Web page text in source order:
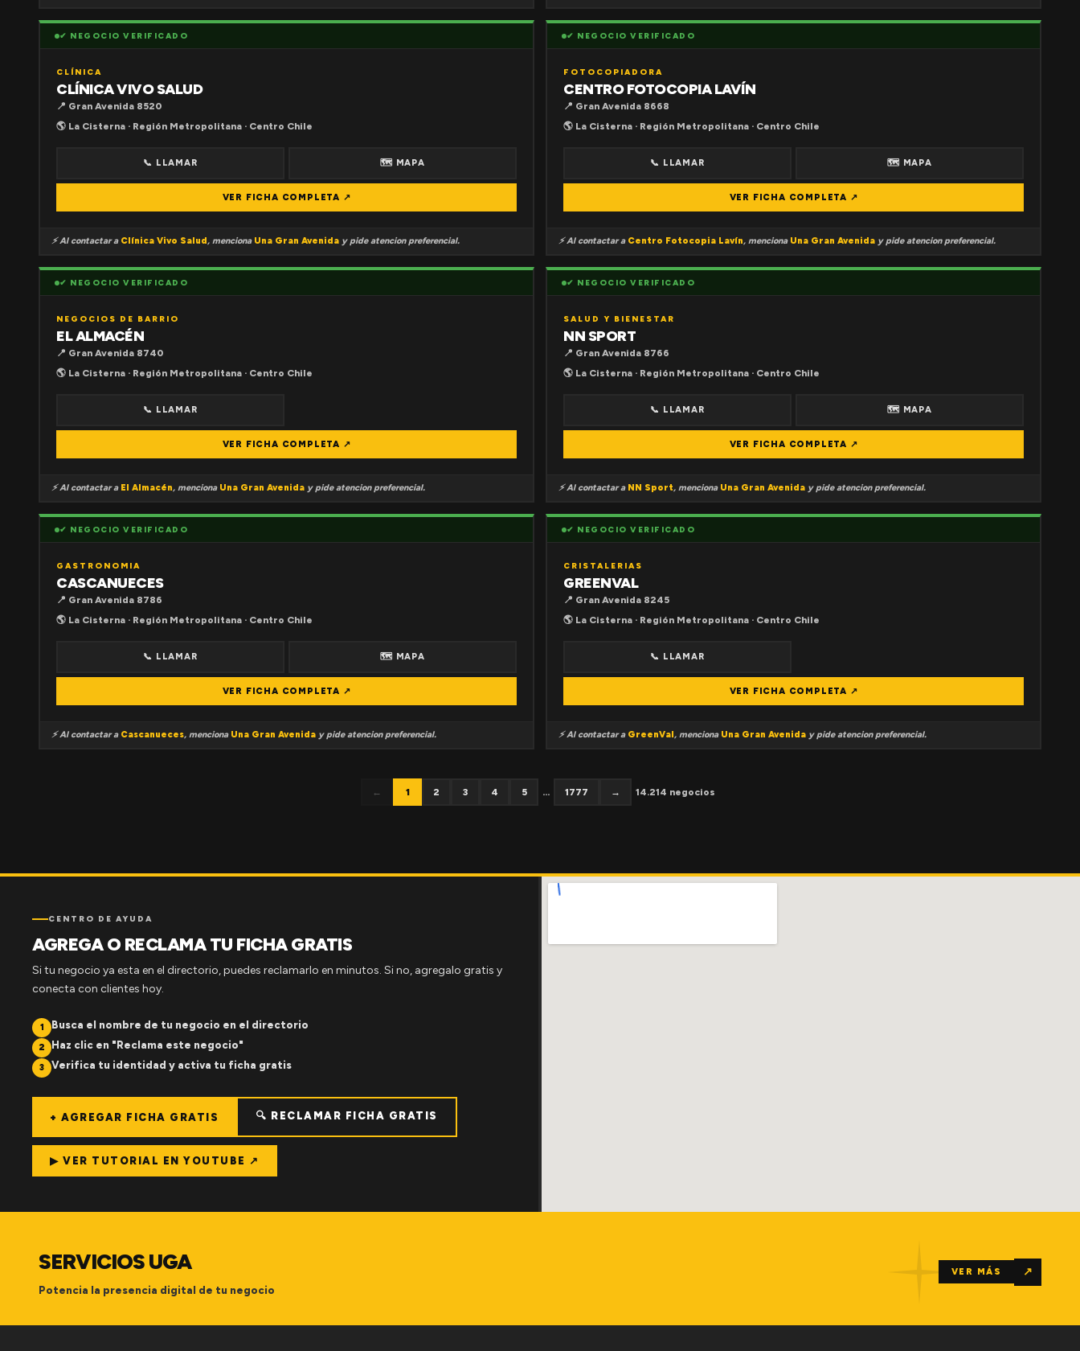
✔ NEGOCIO VERIFICADO
CLÍNICA
CLÍNICA VIVO SALUD
📍 Gran Avenida 8520
🌎 La Cisterna · Región Metropolitana · Centro Chile
📞 LLAMAR 🗺 MAPA
VER FICHA COMPLETA ↗
⚡ Al contactar a Clínica Vivo Salud, menciona Una Gran Avenida y pide atencion preferencial.
✔ NEGOCIO VERIFICADO
FOTOCOPIADORA
CENTRO FOTOCOPIA LAVÍN
📍 Gran Avenida 8668
🌎 La Cisterna · Región Metropolitana · Centro Chile
📞 LLAMAR 🗺 MAPA
VER FICHA COMPLETA ↗
⚡ Al contactar a Centro Fotocopia Lavín, menciona Una Gran Avenida y pide atencion preferencial.
✔ NEGOCIO VERIFICADO
NEGOCIOS DE BARRIO
EL ALMACÉN
📍 Gran Avenida 8740
🌎 La Cisterna · Región Metropolitana · Centro Chile
📞 LLAMAR
VER FICHA COMPLETA ↗
⚡ Al contactar a El Almacén, menciona Una Gran Avenida y pide atencion preferencial.
✔ NEGOCIO VERIFICADO
SALUD Y BIENESTAR
NN SPORT
📍 Gran Avenida 8766
🌎 La Cisterna · Región Metropolitana · Centro Chile
📞 LLAMAR 🗺 MAPA
VER FICHA COMPLETA ↗
⚡ Al contactar a NN Sport, menciona Una Gran Avenida y pide atencion preferencial.
✔ NEGOCIO VERIFICADO
GASTRONOMIA
CASCANUECES
📍 Gran Avenida 8786
🌎 La Cisterna · Región Metropolitana · Centro Chile
📞 LLAMAR 🗺 MAPA
VER FICHA COMPLETA ↗
⚡ Al contactar a Cascanueces, menciona Una Gran Avenida y pide atencion preferencial.
✔ NEGOCIO VERIFICADO
CRISTALERIAS
GREENVAL
📍 Gran Avenida 8245
🌎 La Cisterna · Región Metropolitana · Centro Chile
📞 LLAMAR
VER FICHA COMPLETA ↗
⚡ Al contactar a GreenVal, menciona Una Gran Avenida y pide atencion preferencial.
← 1 2 3 4 5 ... 1777 → 14.214 negocios
CENTRO DE AYUDA
AGREGA O RECLAMA TU FICHA GRATIS
Si tu negocio ya esta en el directorio, puedes reclamarlo en minutos. Si no, agregalo gratis y
conecta con clientes hoy.
1 Busca el nombre de tu negocio en el directorio
2 Haz clic en "Reclama este negocio"
3 Verifica tu identidad y activa tu ficha gratis
+ AGREGAR FICHA GRATIS 🔍 RECLAMAR FICHA GRATIS
▶ VER TUTORIAL EN YOUTUBE ↗
SERVICIOS UGA
Potencia la presencia digital de tu negocio
VER MÁS ↗